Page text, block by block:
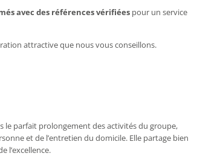
avec des références vérifiées pour un service
attractive que nous vous conseillons.
le parfait prolongement des activités du groupe,
et de l’entretien du domicile. Elle partage bien
l’excellence.